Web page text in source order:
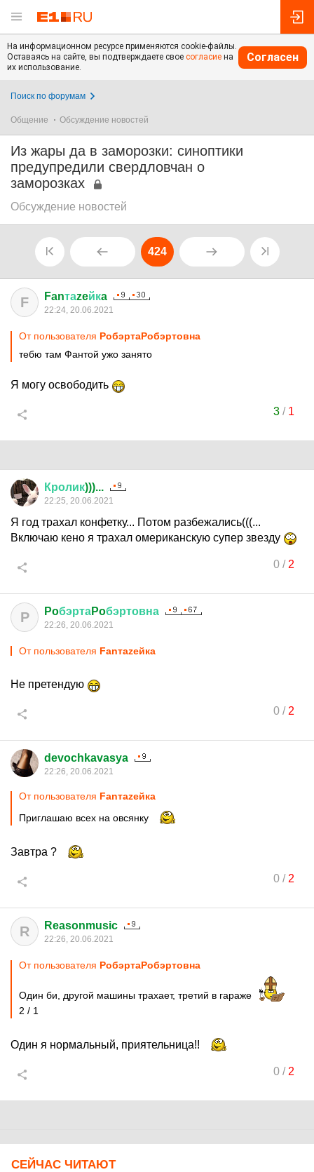
На информационном ресурсе применяются cookie-файлы.
Оставаясь на сайте, вы подтверждаете свое согласие на
их использование.
Согласен
Поиск по форумам
Общение Обсуждение новостей
Из жары да в заморозки: синоптики
предупредили свердловчан о
заморозках
Обсуждение новостей
424
F Fanтаzeйкa
22:24, 20.06.2021
От пользователя PoбэртаPoбэртовна
тебю там Фантой ужо занято
Я могу освободить
3/ 1
Кролик)))...
22:25, 20.06.2021
Я год трахал конфетку... Потом разбежались(((...
Включаю кено я трахал омериканскую супер звезду
0/ 2
P PoбэртаPoбэртовна
22:26, 20.06.2021
От пользователя Fanтаzeйкa
Не претендую
0/ 2
devochkavasya
22:26, 20.06.2021
От пользователя Fanтаzeйкa
Приглашаю всех на овсянку
Завтра ?
0/ 2
R Reasonmusic
22:26, 20.06.2021
От пользователя PoбэртаPoбэртовна
Один би, другой машины трахает, третий в гараже
2 / 1
Один я нормальный, приятельница!!
0/ 2
СЕЙЧАС ЧИТАЮТ